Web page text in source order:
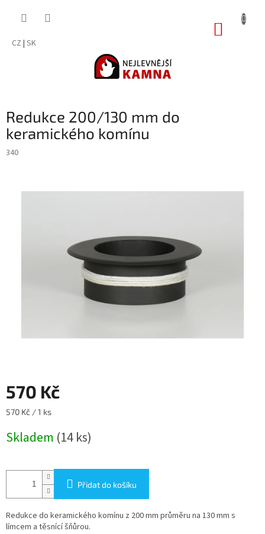
CZ | SK
Redukce 200/130 mm do
keramického komínu
340
570 Kč
Měrná
570 Kč / 1 ks
Skladem (14 ks)
Přidat do košíku
Redukce do keramického komínu z 200 mm průměru na 130 mm s
límcem a těsnící šňůrou.